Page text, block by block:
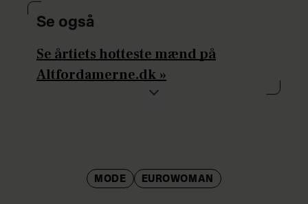
Se også
Se årtiets hotteste mænd på
Altfordamerne.dk »
MODE EUROWOMAN